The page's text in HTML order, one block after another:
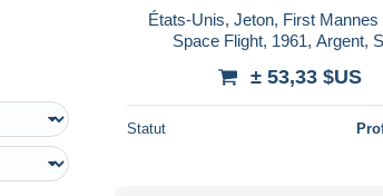
États-Unis, Jeton, First Mannes
Space Flight, 1961, Argent,
± 53,33 $US
Statut